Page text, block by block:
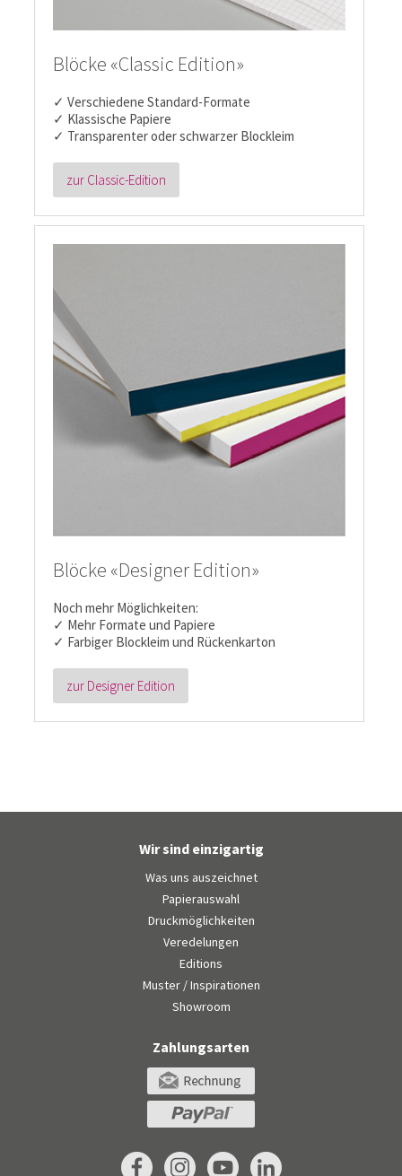
Blöcke «Classic Edition»
✓ Verschiedene Standard-Formate
✓ Klassische Papiere
✓ Transparenter oder schwarzer Blockleim
zur Classic-Edition
Blöcke «Designer Edition»
Noch mehr Möglichkeiten:
✓ Mehr Formate und Papiere
✓ Farbiger Blockleim und Rückenkarton
zur Designer Edition
Wir sind einzigartig
Was uns auszeichnet
Papierauswahl
Druckmöglichkeiten
Veredelungen
Editions
Muster / Inspirationen
Showroom
Zahlungsarten